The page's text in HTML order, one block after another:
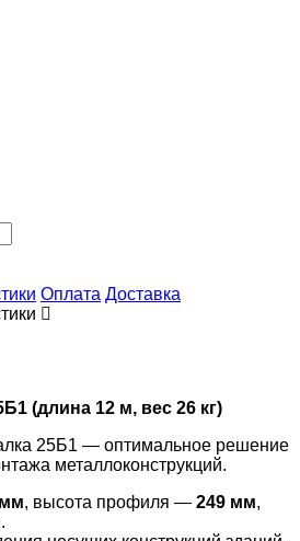
Оплата Доставка
(длина 12 м, вес 26 кг)
25Б1 — оптимальное решение
металлоконструкций.
, высота профиля — 249 мм,
.